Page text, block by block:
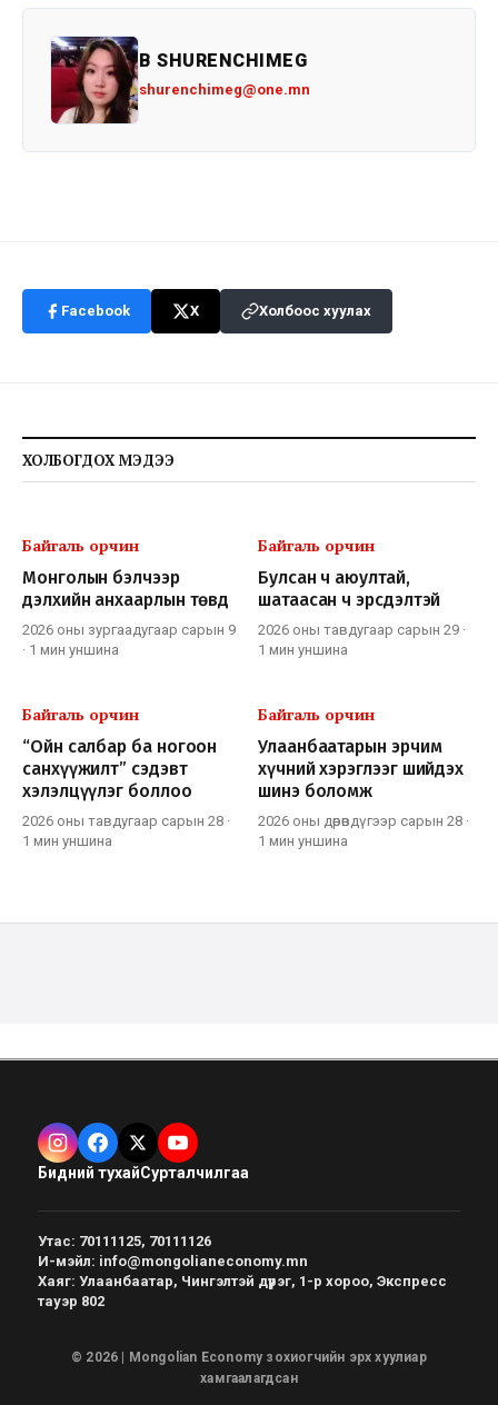
B SHURENCHIMEG
shurenchimeg@one.mn
Facebook X Холбоос хуулах
ХОЛБОГДОХ МЭДЭЭ
Байгаль орчин
Монголын бэлчээр
дэлхийн анхаарлын төвд
2026 оны зургаадугаар сарын 9
· 1 мин уншина
Байгаль орчин
Булсан ч аюултай,
шатаасан ч эрсдэлтэй
2026 оны тавдугаар сарын 29 ·
1 мин уншина
Байгаль орчин
“Ойн салбар ба ногоон
санхүүжилт” сэдэвт
хэлэлцүүлэг боллоо
2026 оны тавдугаар сарын 28 ·
1 мин уншина
Байгаль орчин
Улаанбаатарын эрчим
хүчний хэрэглээг шийдэх
шинэ боломж
2026 оны дөрөвдүгээр сарын 28 ·
1 мин уншина
Бидний тухайСурталчилгаа
Утас: 70111125, 70111126
И-мэйл: info@mongolianeconomy.mn
Хаяг: Улаанбаатар, Чингэлтэй дүүрэг, 1-р хороо, Экспресс
тауэр 802
© 2026 | Mongolian Economy зохиогчийн эрх хуулиар
хамгаалагдсан